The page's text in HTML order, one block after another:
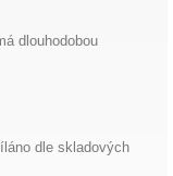
dlouhodobou
dle skladových